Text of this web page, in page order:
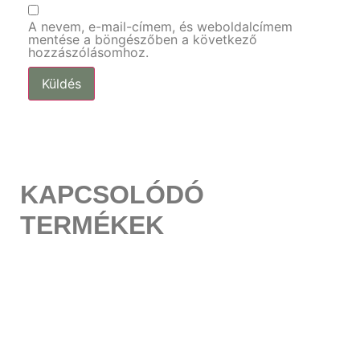
A nevem, e-mail-címem, és weboldalcímem
mentése a böngészőben a következő
hozzászólásomhoz.
KAPCSOLÓDÓ
TERMÉKEK